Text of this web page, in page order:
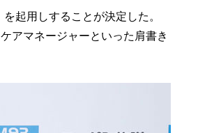
起用しすることが決定した。
アマネージャーといった肩書き